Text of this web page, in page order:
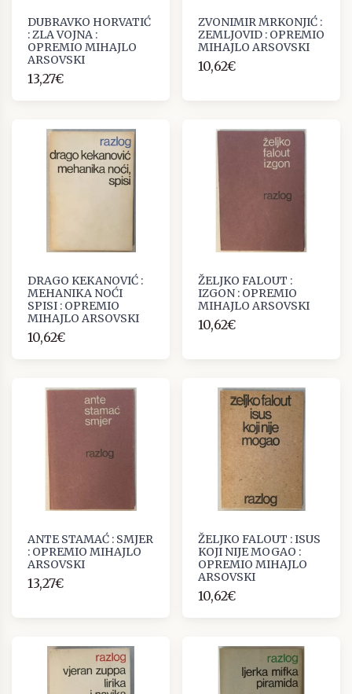
DUBRAVKO HORVATIĆ
: ZLA VOJNA :
OPREMIO MIHAJLO
ARSOVSKI
13,27€
ZVONIMIR MRKONJIĆ :
ZEMLJOVID : OPREMIO
MIHAJLO ARSOVSKI
10,62€
DRAGO KEKANOVIĆ :
MEHANIKA NOĆI
SPISI : OPREMIO
MIHAJLO ARSOVSKI
10,62€
ŽELJKO FALOUT :
IZGON : OPREMIO
MIHAJLO ARSOVSKI
10,62€
ANTE STAMAĆ : SMJER
: OPREMIO MIHAJLO
ARSOVSKI
13,27€
ŽELJKO FALOUT : ISUS
KOJI NIJE MOGAO :
OPREMIO MIHAJLO
ARSOVSKI
10,62€